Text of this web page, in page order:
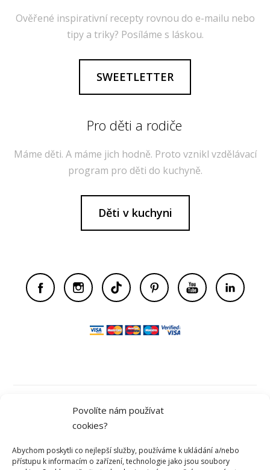
Povolíte nám používat
cookies?
Abychom poskytli co nejlepší služby, používáme k ukládání a/nebo
přístupu k informacím o zařízení, technologie jako jsou soubory
Ověřené inspirativní recepty rovnou do e-mailu nebo
tipy a triky? Posíláme s láskou.
SWEETLETTER
Pro děti a rodiče
Máme děti. A máme jich hodně. Proto vznikl vzdělávací
program pro děti do kuchyně.
Děti v kuchyni
Obchodní podmínky
Ochrana osobních údajů